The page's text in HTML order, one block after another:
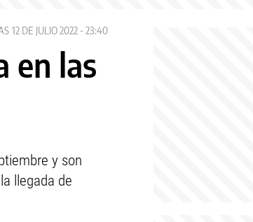
12 DE JULIO 2022 - 23:40
en las
y son
llegada de